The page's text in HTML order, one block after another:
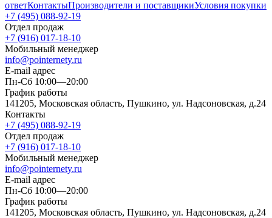
ответКонтактыПроизводители и поставщикиУсловия покупки
+7 (495) 088-92-19
Отдел продаж
+7 (916) 017-18-10
Мобильный менеджер
info@pointernety.ru
E-mail адрес
Пн-Сб 10:00—20:00
График работы
141205, Московская область, Пушкино, ул. Надсоновская, д.24
Контакты
+7 (495) 088-92-19
Отдел продаж
+7 (916) 017-18-10
Мобильный менеджер
info@pointernety.ru
E-mail адрес
Пн-Сб 10:00—20:00
График работы
141205, Московская область, Пушкино, ул. Надсоновская, д.24